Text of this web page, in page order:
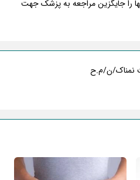
را جایگزین مراجعه به پزشک جهت
نمناک/ن/م.ح